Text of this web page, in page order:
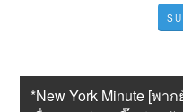
*New York Minute [พาก